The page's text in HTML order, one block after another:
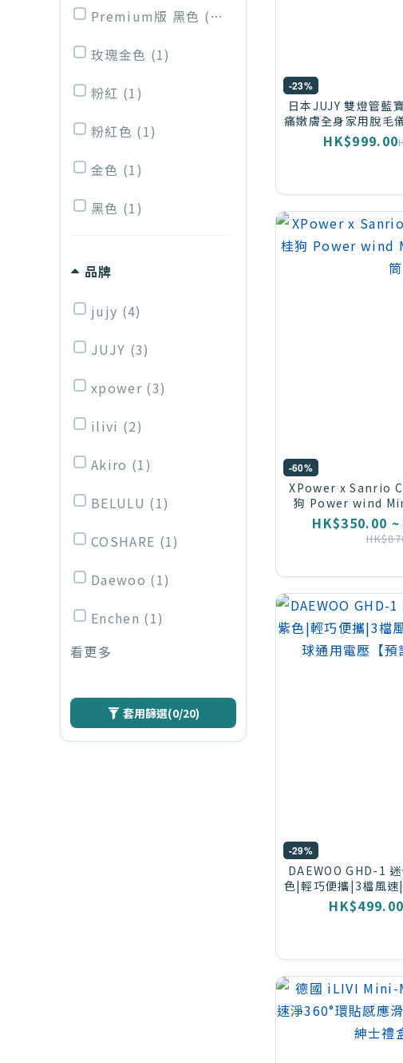
套用篩選(0/20)
Premium版 黑色 (1)
玫瑰金色 (1)
粉紅 (1)
粉紅色 (1)
金色 (1)
黑色 (1)
品牌
jujy (4)
JUJY (3)
xpower (3)
ilivi (2)
Akiro (1)
BELULU (1)
COSHARE (1)
Daewoo (1)
Enchen (1)
看更多
-23%
日本JUJY 雙燈管藍
痛嫩膚全身家用脫毛
全身冰感脫毛
HK$999.00
-60%
XPower x Sanrio
狗 Power wind
HK$350.00
-29%
DAEWOO GHD-1
色|輕巧便攜|3檔風
用電壓【預計